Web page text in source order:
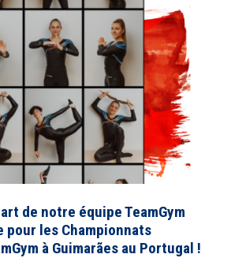
de notre équipe TeamGym
pour les Championnats
à Guimarães au Portugal !